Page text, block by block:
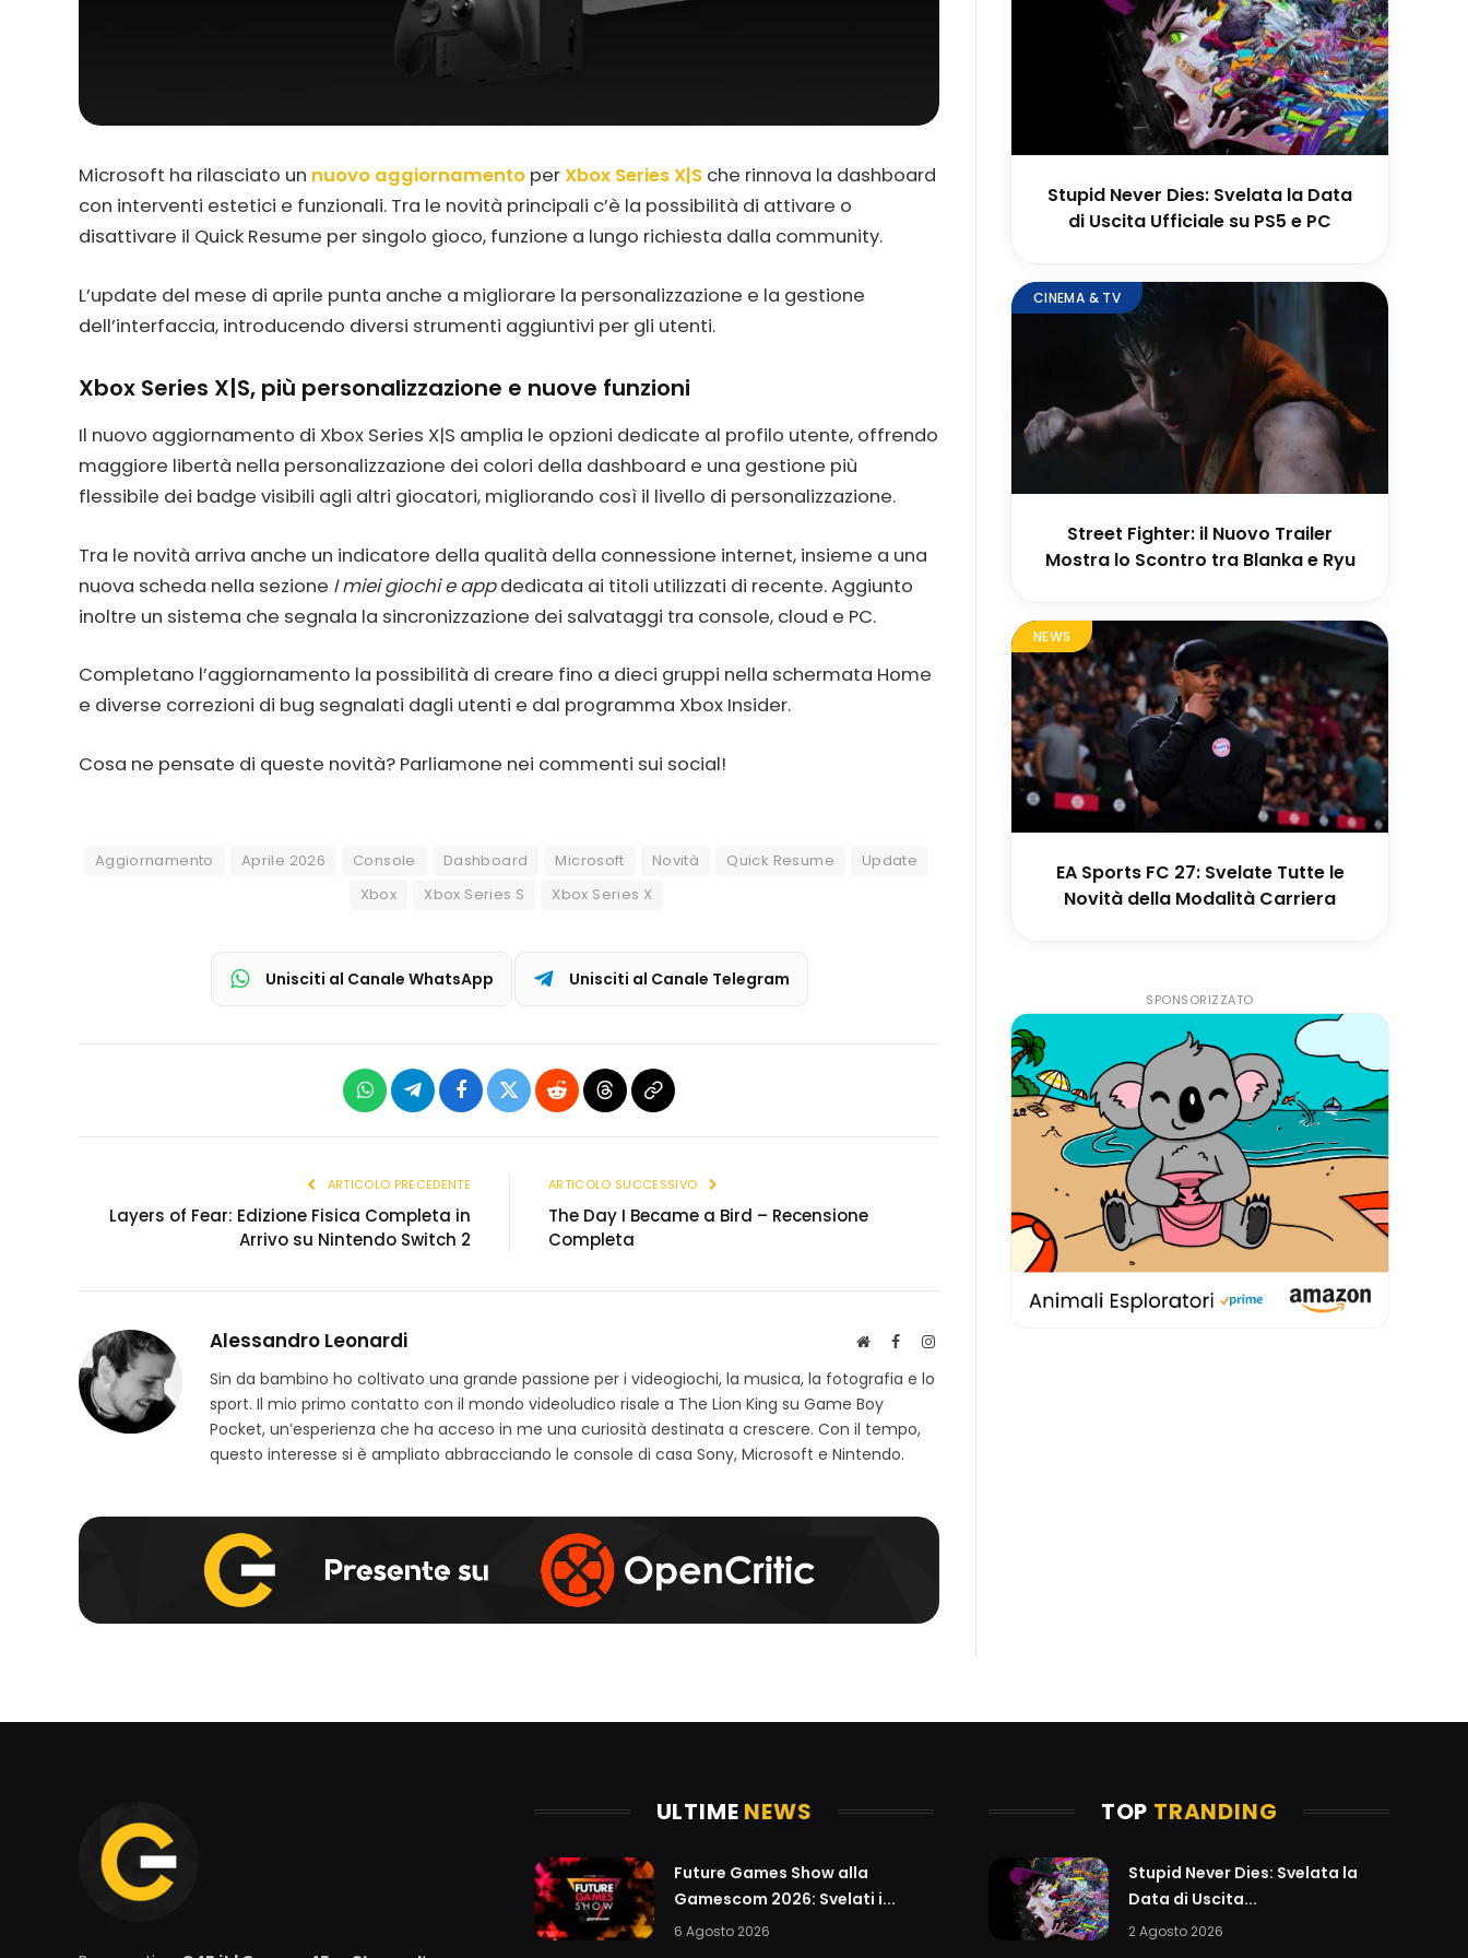
Microsoft ha rilasciato un nuovo aggiornamento perXbox Series X|S che rinnova la dashboard
con interventi estetici e funzionali. Tra le novità principali c’è la possibilità di attivare o
disattivare il Quick Resume per singolo gioco, funzione a lungo richiesta dalla community.
L’update del mese di aprile punta anche a migliorare la personalizzazione e la gestione
dell’interfaccia, introducendo diversi strumenti aggiuntivi per gli utenti.
Xbox Series X|S, più personalizzazione e nuove funzioni
Il nuovo aggiornamento di Xbox Series X|S amplia le opzioni dedicate al profilo utente, offrendo
maggiore libertà nella personalizzazione dei colori della dashboard e una gestione più
flessibile dei badge visibili agli altri giocatori, migliorando così il livello di personalizzazione.
Tra le novità arriva anche un indicatore della qualità della connessione internet, insieme a una
nuova scheda nella sezione I miei giochi e appdedicata ai titoli utilizzati di recente. Aggiunto
inoltre un sistema che segnala la sincronizzazione dei salvataggi tra console, cloud e PC.
Completano l’aggiornamento la possibilità di creare fino a dieci gruppi nella schermata Home
e diverse correzioni di bug segnalati dagli utenti e dal programma Xbox Insider.
Cosa ne pensate di queste novità? Parliamone nei commenti sui social!
Aggiornamento Aprile 2026 Console Dashboard Microsoft Novità Quick Resume
Update
Xbox
Xbox Series S Xbox Series X
Unisciti al Canale WhatsApp Unisciti al Canale Telegram
WhatsAppTelegramFacebook
X
RedditThreadsCopia
ARTICOLO PRECEDENTE
Layers of Fear: Edizione Fisica Completa in
Arrivo su Nintendo Switch 2
ARTICOLO SUCCESSIVO
The Day I Became a Bird – Recensione
Completa
Alessandro Leonardi
S
t
o
w
e
F
c
b
o
I
Sin da bambino ho coltivato una grande passione per i videogiochi, la musica, la fotografia e lo
sport. Il mio primo contatto con il mondo videoludico risale a The Lion King su Game Boy
Pocket, un’esperienza che ha acceso in me una curiosità destinata a crescere. Con il tempo,
questo interesse si è ampliato abbracciando le console di casa Sony, Microsoft e Nintendo.
Stupid Never Dies: Svelata la Data
di Uscita Ufficiale su PS5 e PC
CINEMA & TV
Street Fighter: il Nuovo Trailer
Mostra lo Scontro tra Blanka e Ryu
NEWS
EA Sports FC 27: Svelate Tutte le
Novità della Modalità Carriera
SPONSORIZZATO
ULTIME NEWS
Future Games Show alla
Gamescom 2026: Svelati i...
6 Agosto 2026
TOP TRANDING
Stupid Never Dies: Svelata la
Data di Uscita...
2 Agosto 2026